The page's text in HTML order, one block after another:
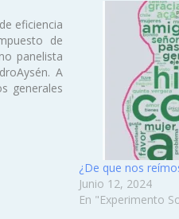
eficiencia
de
panelista
A
generales
¿De que nos
Junio 12, 2024
En "Experimento